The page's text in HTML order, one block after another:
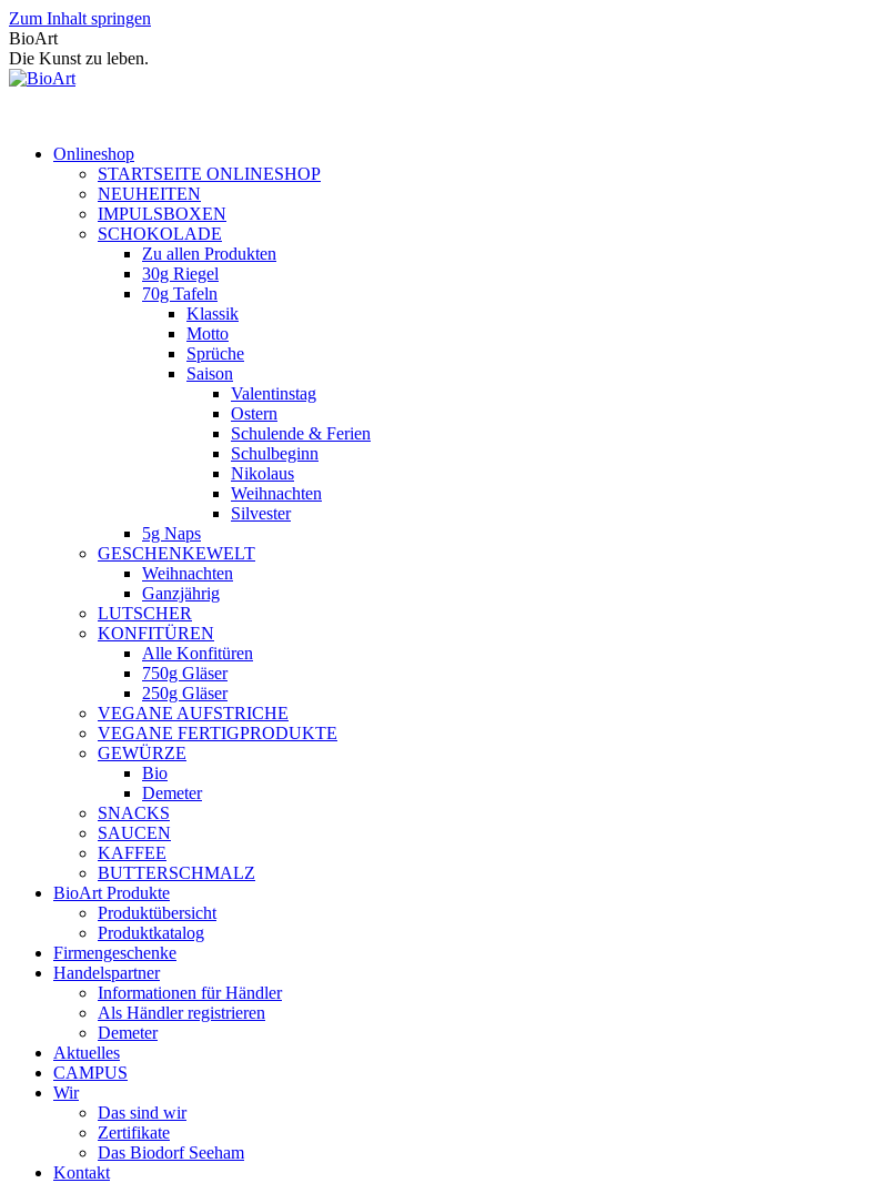
Zum Inhalt springen
BioArt
Die Kunst zu leben.
Onlineshop
STARTSEITE ONLINESHOP
NEUHEITEN
IMPULSBOXEN
SCHOKOLADE
Zu allen Produkten
30g Riegel
70g Tafeln
Klassik
Motto
Sprüche
Saison
Valentinstag
Ostern
Schulende & Ferien
Schulbeginn
Nikolaus
Weihnachten
Silvester
5g Naps
GESCHENKEWELT
Weihnachten
Ganzjährig
LUTSCHER
KONFITÜREN
Alle Konfitüren
750g Gläser
250g Gläser
VEGANE AUFSTRICHE
VEGANE FERTIGPRODUKTE
GEWÜRZE
Bio
Demeter
SNACKS
SAUCEN
KAFFEE
BUTTERSCHMALZ
BioArt Produkte
Produktübersicht
Produktkatalog
Firmengeschenke
Handelspartner
Informationen für Händler
Als Händler registrieren
Demeter
Aktuelles
CAMPUS
Wir
Das sind wir
Zertifikate
Das Biodorf Seeham
Kontakt